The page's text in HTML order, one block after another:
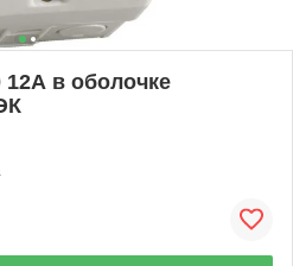
12А в оболочке